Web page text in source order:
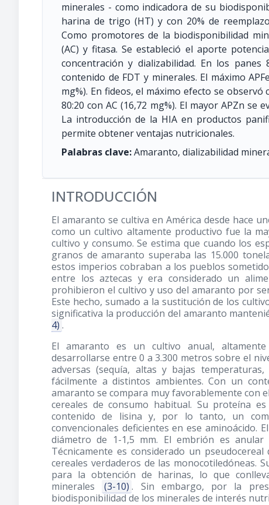
minerales - como indicadora de su
harina de trigo (HT) y con 20% de
Como promotores de la biodisponibilidad
(AC) y fitasa. Se estableció el aporte
concentración y dializabilidad. En los
contenido de FDT y minerales. El máximo
mg%). En fideos, el máximo efecto se observó
80:20 con AC (16,72 mg%). El mayor APZn se
La introducción de la HIA en productos
permite obtener ventajas nutricionales.
Palabras clave:Amaranto, dializabilidad
INTRODUCCIÓN
El amaranto se cultiva en América desde hace
como un cultivo altamente productivo fue la
cultivo y consumo. Se estima que cuando los
granos de amaranto superaba las 15.000
estos imperios cobraban a los pueblos
entre los aztecas y era considerado un
prohibieron el cultivo y uso del amaranto por
Este hecho, sumado a la sustitución de los
significativa la producción del amaranto
4) .
El amaranto es un cultivo anual,
desarrollarse entre 0 a 3.300 metros sobre el
adversas (sequía, altas y bajas
fácilmente a distintos ambientes. Con un
amaranto se compara muy favorablemente con
cereales de consumo habitual. Su proteína
contenido de lisina y, por lo tanto, un
convencionales deficientes en ese
diámetro de 1-1,5 mm. El embrión es
Técnicamente es considerado un
cereales verdaderos de las monocotiledóneas.
para la obtención de harinas, lo que
minerales
(3-10) . Sin embargo, por la
biodisponibilidad de los minerales de interés